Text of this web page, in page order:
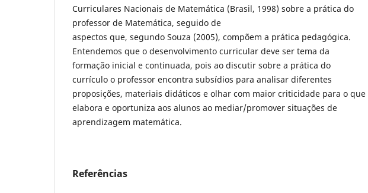
Curriculares Nacionais de Matemática (Brasil, 1998) sobre a prática do
professor de Matemática, seguido de
aspectos que, segundo Souza (2005), compõem a prática pedagógica.
Entendemos que o desenvolvimento curricular deve ser tema da
formação inicial e continuada, pois ao discutir sobre a prática do
currículo o professor encontra subsídios para analisar diferentes
proposições, materiais didáticos e olhar com maior criticidade para o que
elabora e oportuniza aos alunos ao mediar/promover situações de
aprendizagem matemática.
Referências